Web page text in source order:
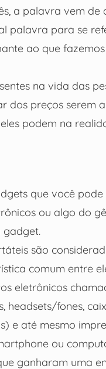
a palavra vem
palavra para se
ao que
na vida das
dos preços
podem na
que você
ou algo do
gadget.
são
comum entre
eletrônicos
headsets/fones,
e até mesmo
ou
ganharam uma